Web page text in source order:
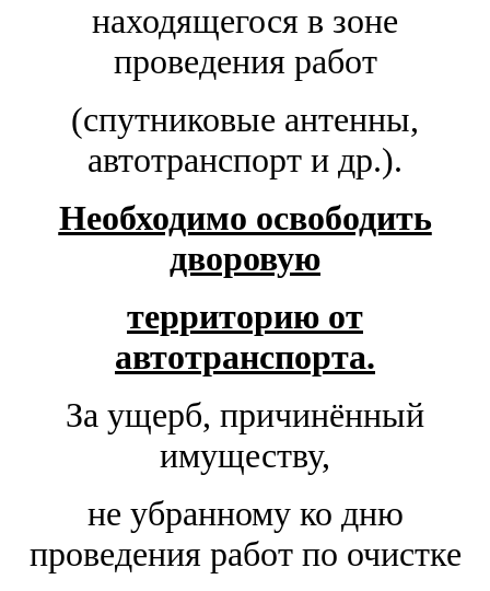
находящегося в зоне
проведения работ
(спутниковые антенны,
автотранспорт и др.).
Необходимо освободить
дворовую
территорию от
автотранспорта.
За ущерб, причинённый
имуществу,
не убранному ко дню
проведения работ по очистке